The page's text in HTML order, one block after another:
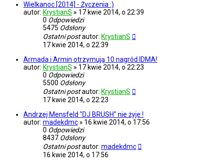
Wielkanoc [2014] - Życzenia :)
autor: KrystianS » 17 kwie 2014, o 22:39
0 Odpowiedzi
5475 Odsłony
Ostatni postautor: KrystianS
17 kwie 2014, o 22:39
Armada i Armin otrzymują 10 nagród IDMA!
autor: KrystianS » 17 kwie 2014, o 22:23
0 Odpowiedzi
5500 Odsłony
Ostatni postautor: KrystianS
17 kwie 2014, o 22:23
Andrzej Mensfeld "DJ BRUSH" nie żyje !
autor: madekdmc » 16 kwie 2014, o 17:56
0 Odpowiedzi
8437 Odsłony
Ostatni postautor: madekdmc
16 kwie 2014, o 17:56